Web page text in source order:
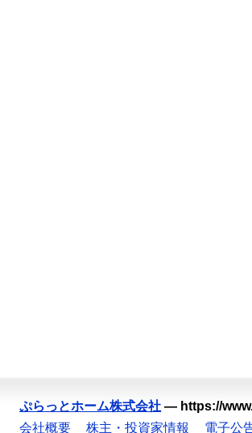
ぷらっとホーム株式会社 — https://
会社概要
株主・投資家情報 電子公